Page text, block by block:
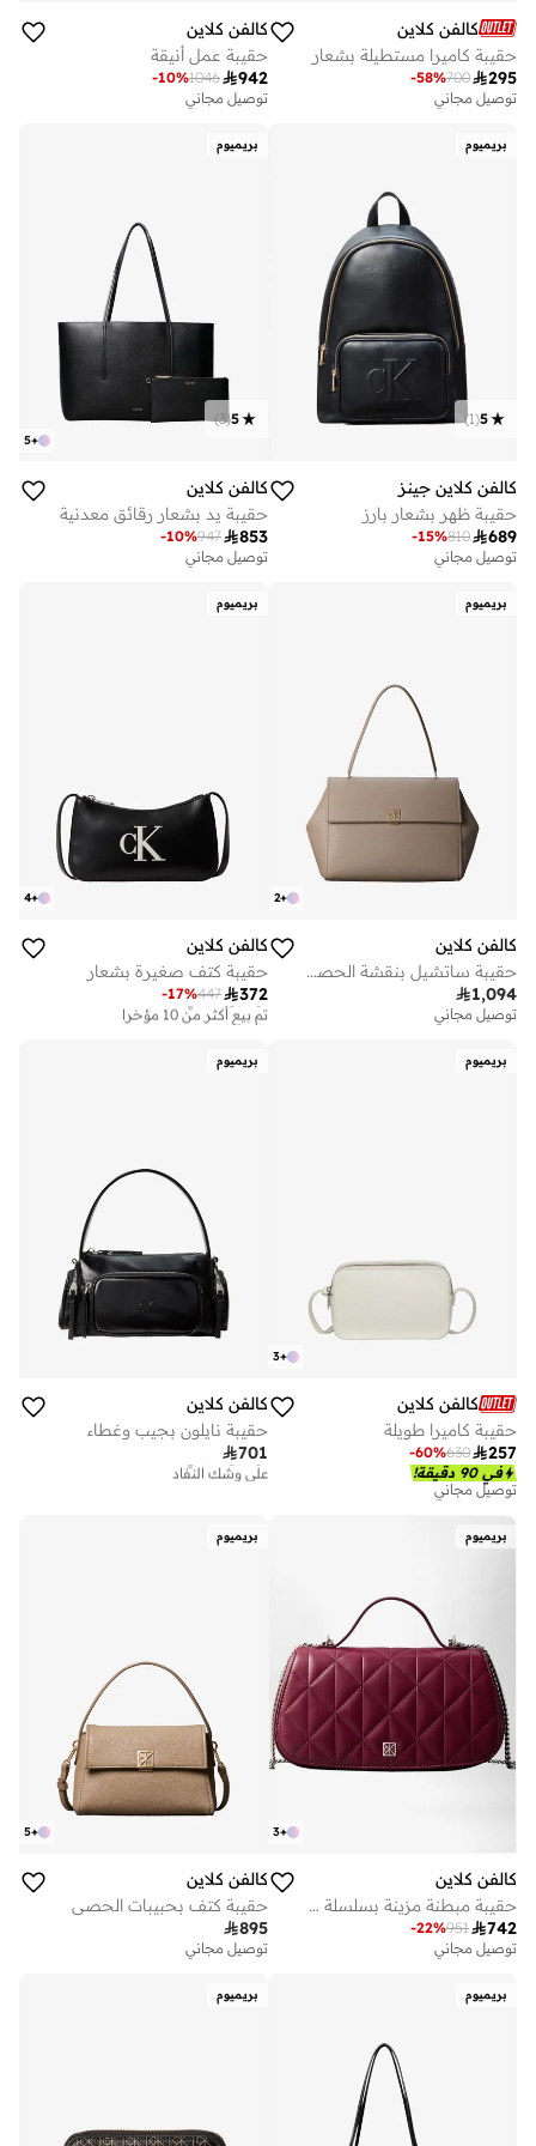
كالفن كلاين
حقيبة كاميرا مستطيلة بشعار
295
700
-58%
توصيل مجاني
كالفن كلاين
حقيبة عمل أنيقة
942
1046
-10%
توصيل مجاني
بريميوم
5
(
1
)
كالفن كلاين جينز
حقيبة ظهر بشعار بارز
689
810
-15%
توصيل مجاني
بريميوم
+
5
5
(
3
)
كالفن كلاين
حقيبة يد بشعار رقائق معدنية
853
947
-10%
توصيل مجاني
بريميوم
+
2
كالفن كلاين
حقيبة ساتشيل بنقشة الحصى
1,094
توصيل مجاني
بريميوم
+
4
كالفن كلاين
حقيبة كتف صغيرة بشعار
372
447
-17%
توصيل مجاني
تم بيع أكثر من 10 مؤخرا
بريميوم
+
3
كالفن كلاين
حقيبة كاميرا طويلة
257
630
-60%
في 90 دقيقة!
توصيل مجاني
بريميوم
كالفن كلاين
حقيبة نايلون بجيب وغطاء
701
توصيل مجاني
على وشك النفاد
بريميوم
+
3
كالفن كلاين
حقيبة مبطنة مزينة بسلسلة وشعار الماركة
742
951
-22%
توصيل مجاني
بريميوم
+
5
كالفن كلاين
حقيبة كتف بحبيبات الحصى
895
توصيل مجاني
بريميوم بريميوم